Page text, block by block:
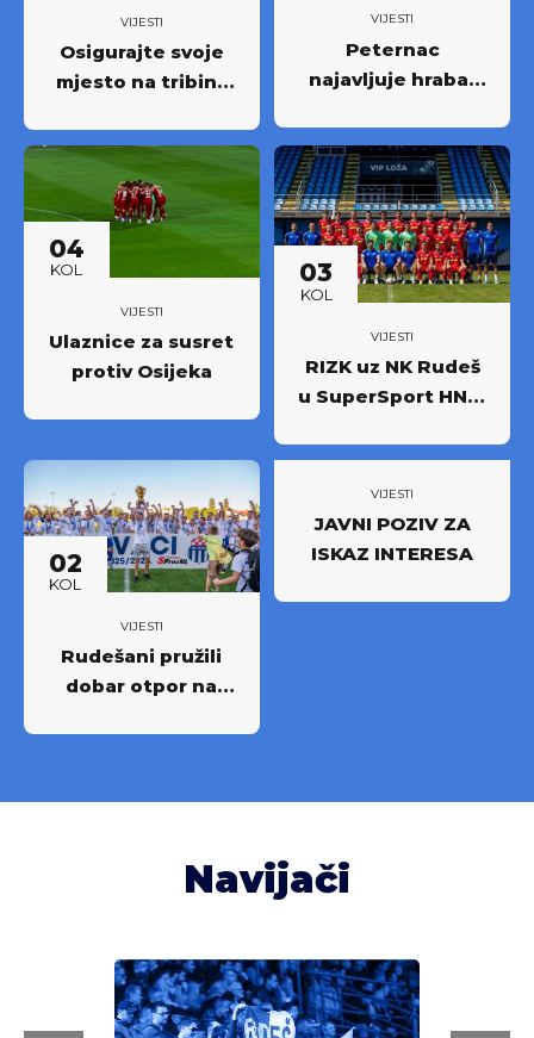
VIJESTI
Osigurajte svoje
mjesto na tribini:
godišnjih ulaznica
NK Rudeš za
prvoligašku
sezonu 2026/27.!
VIJESTI
Peternac
najavljuje hrabar
04
KOL
VIJESTI
Ulaznice za susret
protiv Osijeka
03
KOL
VIJESTI
RIZK uz NK Rudeš
u SuperSport HNL-
novi iskorak među
najboljima
02
KOL
VIJESTI
Rudešani pružili
dobar otpor na
VIJESTI
JAVNI POZIV ZA
ISKAZ INTERESA
Navijači